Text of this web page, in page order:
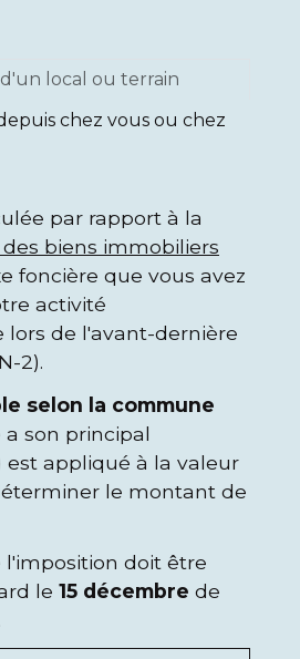
d'un local ou terrain
chez vous ou chez
par rapport à la
biens immobiliers
foncière que vous avez
activité
lors de l'avant-dernière
2).
selon la commune
son principal
appliqué à la valeur
le montant de
doit être
le 15 décembre de